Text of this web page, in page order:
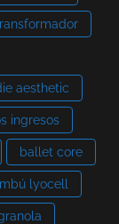
aesthetic
ingresos
ballet core
lyocell